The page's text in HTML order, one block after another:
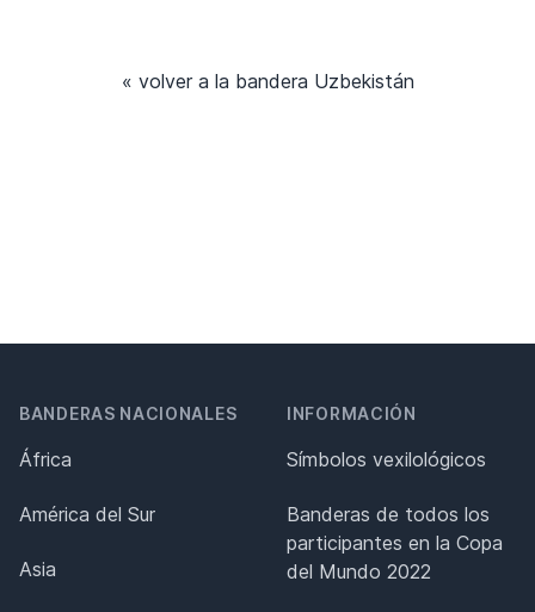
« volver a la bandera Uzbekistán
BANDERAS NACIONALES
África
América del Sur
Asia
INFORMACIÓN
Símbolos vexilológicos
Banderas de todos los
participantes en la Copa
del Mundo 2022